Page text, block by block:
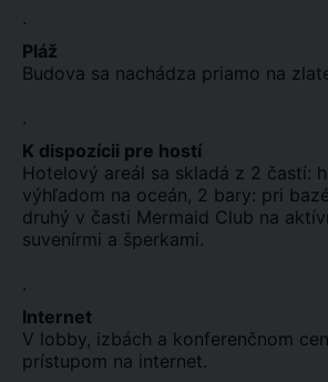
.
Pláž
Budova sa nachádza priamo na
.
K dispozícii pre hostí
Hotelový areál sa skladá z 2 častí:
výhľadom na oceán, 2 bary: pri
druhý v časti Mermaid Club na
suvenírmi a šperkami.
.
Internet
V lobby, izbách a konferenčnom
prístupom na internet.